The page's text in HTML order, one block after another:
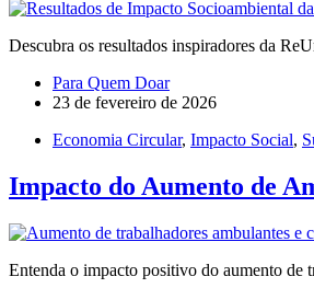
Descubra os resultados inspiradores da
Para Quem Doar
23 de fevereiro de 2026
Economia Circular, Impacto Social,
Impacto do Aumento de
Entenda o impacto positivo do aumento de